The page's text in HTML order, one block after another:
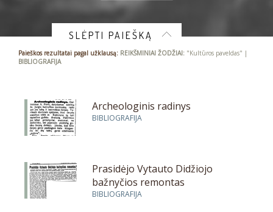
SLĖPTI PAIEŠKĄ
Paieškos rezultatai pagal užklausą: REIKŠMINIAI ŽODŽIAI: "Kultūros paveldas" |
BIBLIOGRAFIJA
Archeologinis radinys
BIBLIOGRAFIJA
Prasidėjo Vytauto Didžiojo
bažnyčios remontas
BIBLIOGRAFIJA